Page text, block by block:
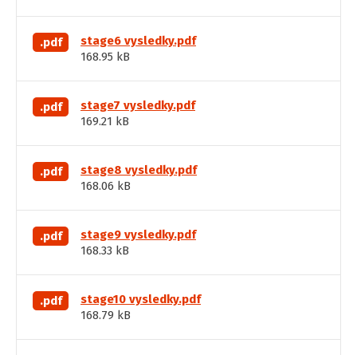
.pdf
stage6 vysledky.pdf
168.95 kB
.pdf
stage7 vysledky.pdf
169.21 kB
.pdf
stage8 vysledky.pdf
168.06 kB
.pdf
stage9 vysledky.pdf
168.33 kB
.pdf
stage10 vysledky.pdf
168.79 kB